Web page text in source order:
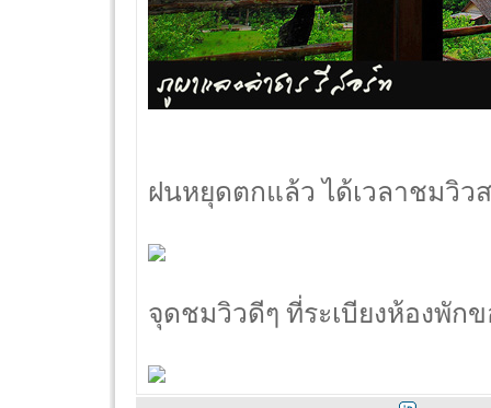
ฝนหยุดตกแล้ว ได้เวลาชมวิ
จุดชมวิวดีๆ ที่ระเบียงห้องพัก